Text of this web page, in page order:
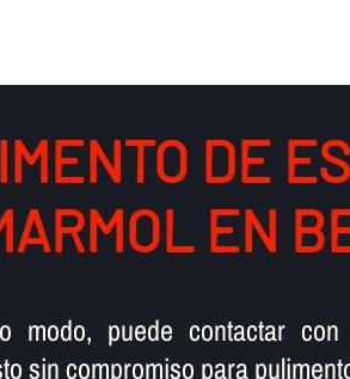
DE
EN
modo, puede contactar
sin compromiso para